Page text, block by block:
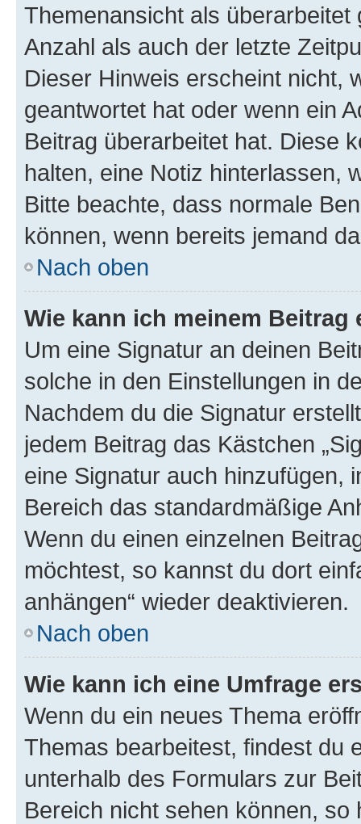
Themenansicht als
Anzahl als auch der letzte
Dieser Hinweis erscheint nicht,
geantwortet hat oder wenn ein
Beitrag überarbeitet hat. Diese
halten, eine Notiz hinterlassen,
Bitte beachte, dass normale
können, wenn bereits jemand
Nach oben
Wie kann ich meinem
Um eine Signatur an deinen
solche in den Einstellungen in
Nachdem du die Signatur
jedem Beitrag das Kästchen
eine Signatur auch hinzufügen,
Bereich das standardmäßige
Wenn du einen einzelnen
möchtest, so kannst du dort
anhängen“ wieder deaktivieren.
Nach oben
Wie kann ich eine Umfrage
Wenn du ein neues Thema
Themas bearbeitest, findest du
unterhalb des Formulars zur
Bereich nicht sehen können,